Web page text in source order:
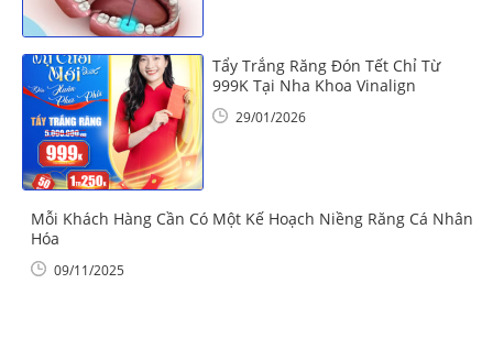
Tẩy Trắng Răng Đón Tết Chỉ Từ
999K Tại Nha Khoa Vinalign
29/01/2026
Mỗi Khách Hàng Cần Có Một Kế Hoạch Niềng Răng Cá Nhân
Hóa
09/11/2025